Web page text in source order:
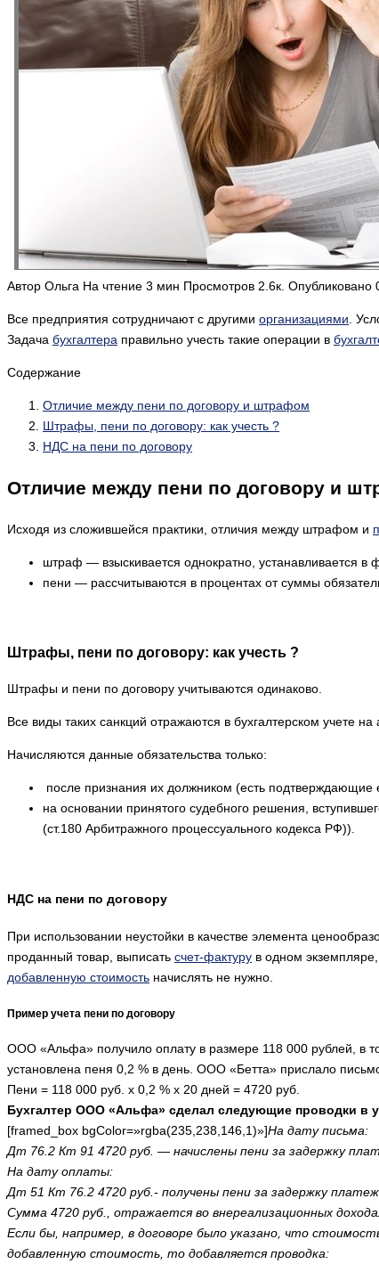
Автор Ольга На чтение 3 мин Просмотров 2.6к. Опубликовано
Все предприятия сотрудничают с другими организациями .
Задача бухгалтера правильно учесть такие операции в
Содержание
Отличие между пени по договору и штрафом
Штрафы, пени по договору: как учесть ?
НДС на пени по договору
Отличие между пени по договору и
Исходя из сложившейся практики, отличия между штрафом и
штраф — взыскивается однократно, устанавливается
пени — рассчитываются в процентах от суммы
Штрафы, пени по договору: как учесть ?
Штрафы и пени по договору учитываются одинаково.
Все виды таких санкций отражаются в бухгалтерском учете
Начисляются данные обязательства только:
после признания их должником (есть подтверждающие
на основании принятого судебного решения,
(ст.180 Арбитражного процессуального кодекса РФ)).
НДС на пени по договору
При использовании неустойки в качестве элемента
проданный товар, выписать счет-фактуру в одном
добавленную стоимость начислять не нужно.
Пример учета пени по договору
ООО «Альфа» получило оплату в размере 118 000 рублей, в
установлена пеня 0,2 % в день. ООО «Бетта» прислало
Пени = 118 000 руб. х 0,2 % х 20 дней = 4720 руб.
Бухгалтер ООО «Альфа» сделал следующие проводки в
[framed_box bgColor=»rgba(235,238,146,1)»]На дату письма:
Дт 76.2 Кт 91 4720 руб. — начислены пени за задержку
На дату оплаты:
Дт 51 Кт 76.2 4720 руб.- получены пени за задержку
Сумма 4720 руб., отражается во внереализационных
Если бы, например, в договоре было указано, что
добавленную стоимость, то добавляется проводка: